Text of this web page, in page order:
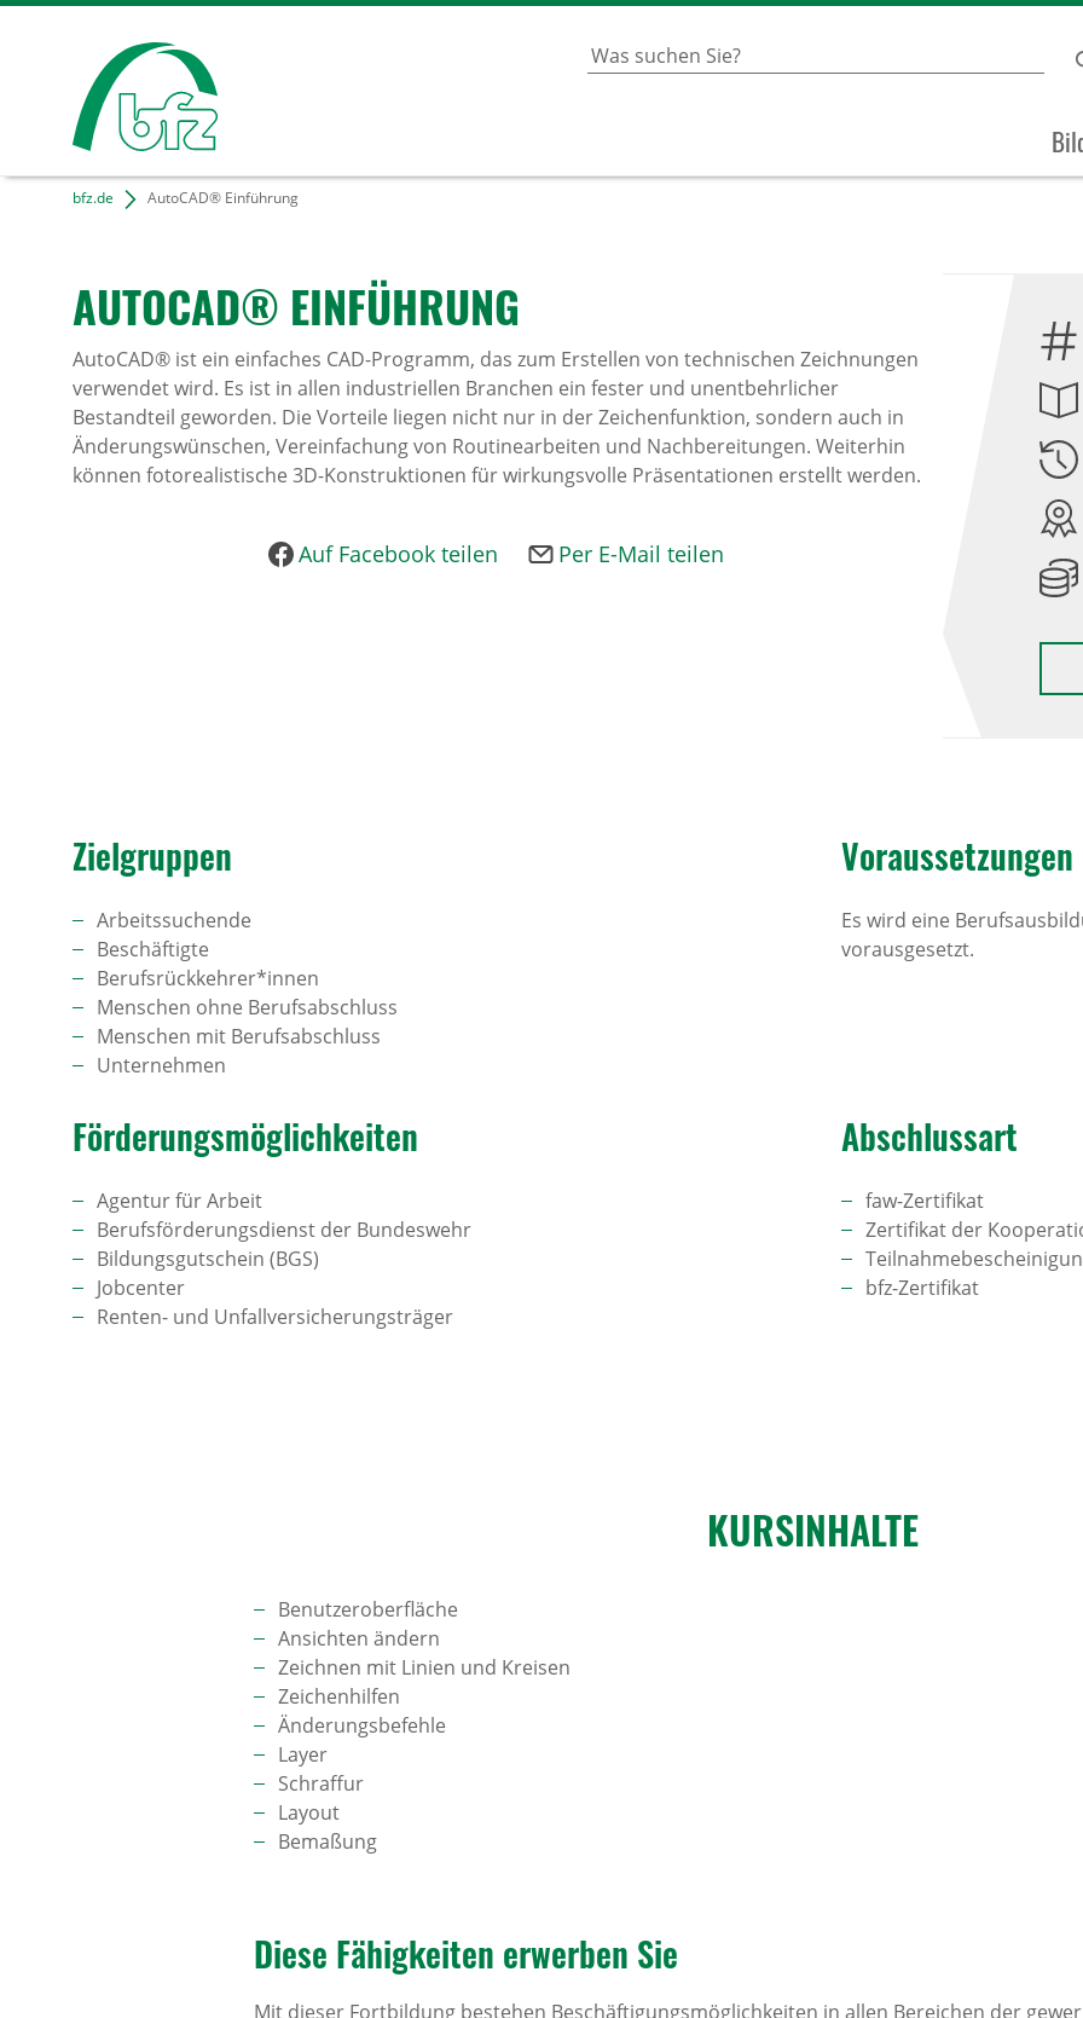
bfz.de AutoCAD® Einführung
AUTOCAD® EINFÜH­RUNG
AutoCAD® ist ein einfaches CAD-Programm, das zum Erstellen von technischen Zeichnungen
verwendet wird. Es ist in allen industriellen Branchen ein fester und unentbehrlicher
Bestandteil geworden. Die Vorteile liegen nicht nur in der Zeichenfunktion, sondern auch in
Änderungswünschen, Vereinfachung von Routinearbeiten und Nachbereitungen. Weiterhin
können fotorealistische 3D-Konstruktionen für wirkungsvolle Präsentationen erstellt werden.
Auf Facebook teilen Per E-Mail teilen
Ziel­gruppen
Arbeitssuchende
Beschäftigte
Berufsrückkehrer*innen
Menschen ohne Berufsabschluss
Menschen mit Berufsabschluss
Unternehmen
Voraus­set­zungen
Es wird eine
vorausgesetzt.
Förde­rungs­mög­lich­keiten
Agentur für Arbeit
Berufsförderungsdienst der Bundeswehr
Bildungsgutschein (BGS)
Jobcenter
Renten- und Unfallversicherungsträger
Abschlussart
faw-Zertifikat
Zertifikat der
bfz-Zertifikat
KURS­IN­HALTE
Benutzeroberfläche
Ansichten ändern
Zeichnen mit Linien und Kreisen
Zeichenhilfen
Änderungsbefehle
Layer
Schraffur
Layout
Bemaßung
Diese Fähig­keiten erwerben Sie
Mit dieser Fortbildung bestehen Beschäftigungsmöglichkeiten in allen Bereichen der